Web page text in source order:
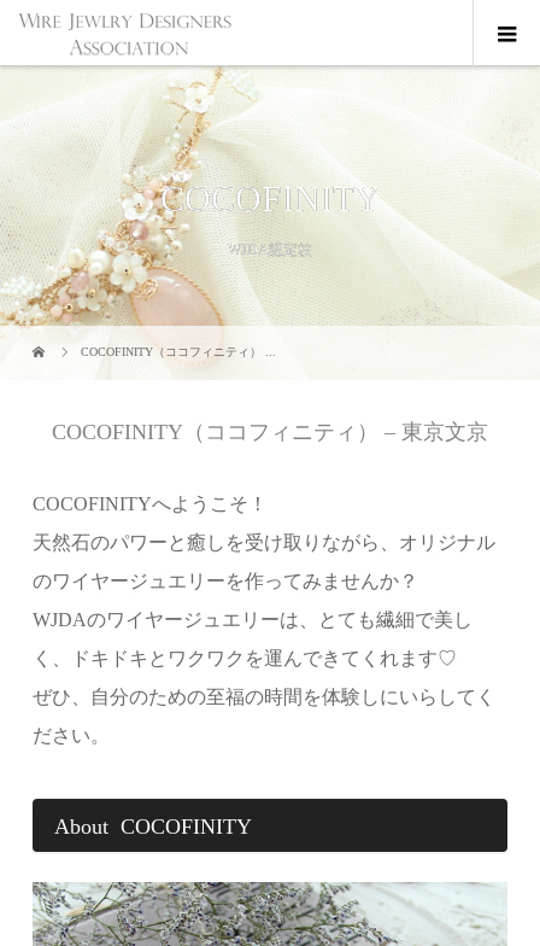
COCOFINITY
WJDA認定校
COCOFINITY（ココフィニティ） ...
COCOFINITY（ココフィニティ） – 東京文京
COCOFINITYへようこそ！
天然石のパワーと癒しを受け取りながら、オリジナル
のワイヤージュエリーを作ってみませんか？
WJDAのワイヤージュエリーは、とても繊細で美し
く、ドキドキとワクワクを運んできてくれます♡
ぜひ、自分のための至福の時間を体験しにいらしてく
ださい。
About COCOFINITY